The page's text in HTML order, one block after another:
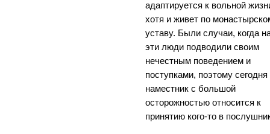
адаптируется к вольной
хотя и живет по
уставу. Были случаи, когда
эти люди подводили своим
нечестным поведением и
поступками, поэтому сегодня
наместник с большой
осторожностью относится к
принятию кого-то в